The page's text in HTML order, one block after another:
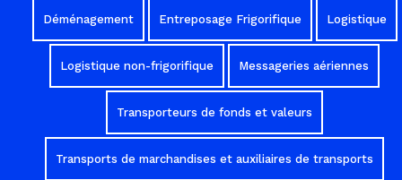
Déménagement Entreposage Frigorifique Logistique
Logistique non-frigorifique Messageries aériennes
Transporteurs de fonds et valeurs
Transports de marchandises et auxiliaires de transports